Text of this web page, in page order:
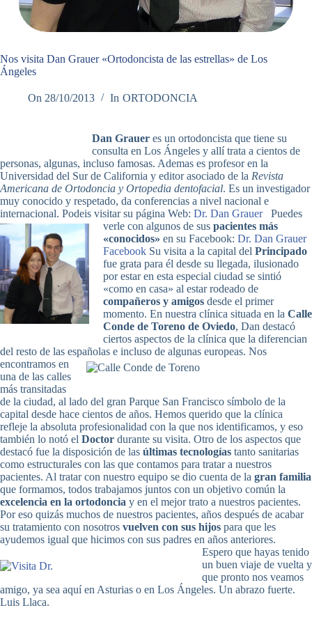
Nos visita Dan Grauer «Ortodoncista de las estrellas» de Los
Ángeles
On 28/10/2013 In ORTODONCIA
Dan Grauer es un ortodoncista que tiene su
consulta en Los Ángeles y allí trata a cientos de
personas, algunas, incluso famosas. Ademas es profesor en la
Universidad del Sur de California y editor asociado de la Revista
Americana de Ortodoncia y Ortopedia dentofacial. Es un investigador
muy conocido y respetado, da conferencias a nivel nacional e
internacional. Podeis visitar su página Web: Dr. Dan Grauer
Puedes
verle con algunos de sus pacientes más
«conocidos» en su Facebook: Dr. Dan Grauer
Facebook Su visita a la capital del Principado
fue grata para él desde su llegada, ilusionado
por estar en esta especial ciudad se sintió
«como en casa» al estar rodeado de
compañeros y amigos desde el primer
momento. En nuestra clínica situada en la Calle
Conde de Toreno de Oviedo, Dan destacó
ciertos aspectos de la clínica que la diferencian
del resto de las españolas e incluso de algunas europeas. Nos
encontramos en
una de las calles
más transitadas
de la ciudad, al lado del gran Parque San Francisco símbolo de la
capital desde hace cientos de años. Hemos querido que la clínica
refleje la absoluta profesionalidad con la que nos identificamos, y eso
también lo notó el Doctor durante su visita. Otro de los aspectos que
destacó fue la disposición de las últimas tecnologías tanto sanitarias
como estructurales con las que contamos para tratar a nuestros
pacientes. Al tratar con nuestro equipo se dio cuenta de la gran familia
que formamos, todos trabajamos juntos con un objetivo común la
excelencia en la ortodoncia y en el mejor trato a nuestros pacientes.
Por eso quizás muchos de nuestros pacientes, años después de acabar
su tratamiento con nosotros vuelven con sus hijos para que les
ayudemos igual que hicimos con sus padres en años anteriores.
Espero que hayas tenido
un buen viaje de vuelta y
que pronto nos veamos
amigo, ya sea aquí en Asturias o en Los Ángeles. Un abrazo fuerte.
Luis Llaca.